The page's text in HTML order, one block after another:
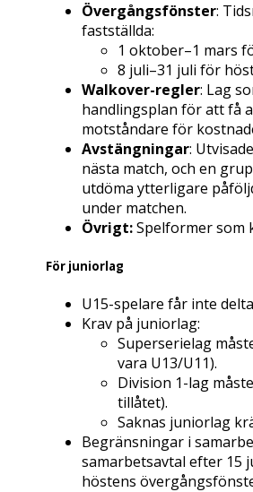
Övergångsfönster:
fastställda:
1 oktober–1 mars
8 juli–31 juli för
Walkover-regler: Lag
handlingsplan för att få
motståndare för
Avstängningar:
nästa match, och en
utdöma ytterligare
under matchen.
Övrigt:Spelformer som
För juniorlag
U15-spelare får inte
Krav på juniorlag:
Superserielag
vara U13/U11).
Division 1-lag
tillåtet).
Saknas juniorlag
Begränsningar i
samarbetsavtal efter 15
höstens